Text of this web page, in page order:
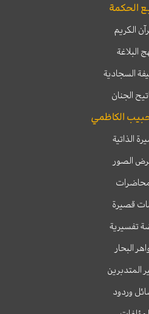
الحكمة
الكريم
البلاغة
السجادية
الجنان
الكاظمي
الذاتية
الصور
قصيرة
تفسيرية
البحار
المتدبرين
وردود